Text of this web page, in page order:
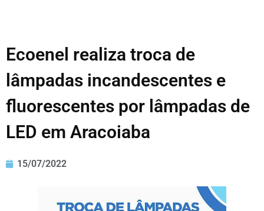
Ecoenel realiza troca de
lâmpadas incandescentes e
fluorescentes por lâmpadas de
LED em Aracoiaba
15/07/2022